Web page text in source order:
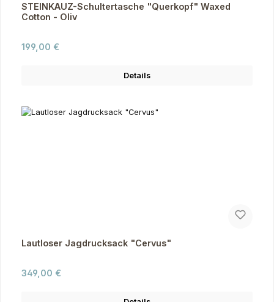
STEINKAUZ-Schultertasche "Querkopf" Waxed
Cotton - Oliv
Regulärer Preis:
199,00 €
Details
Lautloser Jagdrucksack "Cervus"
Regulärer Preis:
349,00 €